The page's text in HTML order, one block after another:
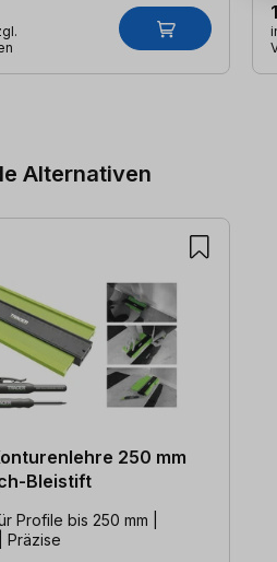
Alternativen
250 mm
Bleistift
Profile bis 250 mm |
Präzise